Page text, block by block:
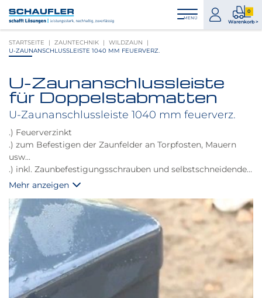
Inhalt
Hauptnavigation
Footernavigation
Logo
Schaufler
verlinkt
zur
MENÜ
zum
Konto
0
Warenkorb >
0
STARTSEITE ZAUNTECHNIK
WILDZAUN
U-ZAUNANSCHLUSSLEISTE 1040 MM FEUERVERZ.
Produktbilder
überspringen
U-Zaunanschlussleiste
für Doppelstabmatten
U-Zaunanschlussleiste 1040 mm feuerverz.
.) Feuerverzinkt
.) zum Befestigen der Zaunfelder an Torpfosten, Mauern
usw...
.) inkl. Zaunbefestigungsschrauben und selbstschneidenden
Schrauben zum Befestigen am Pfosten
Zaunanschlussleiste befestigt
Mehr anzeigen